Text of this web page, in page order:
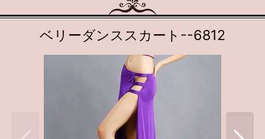
ベリーダンススカート--6812